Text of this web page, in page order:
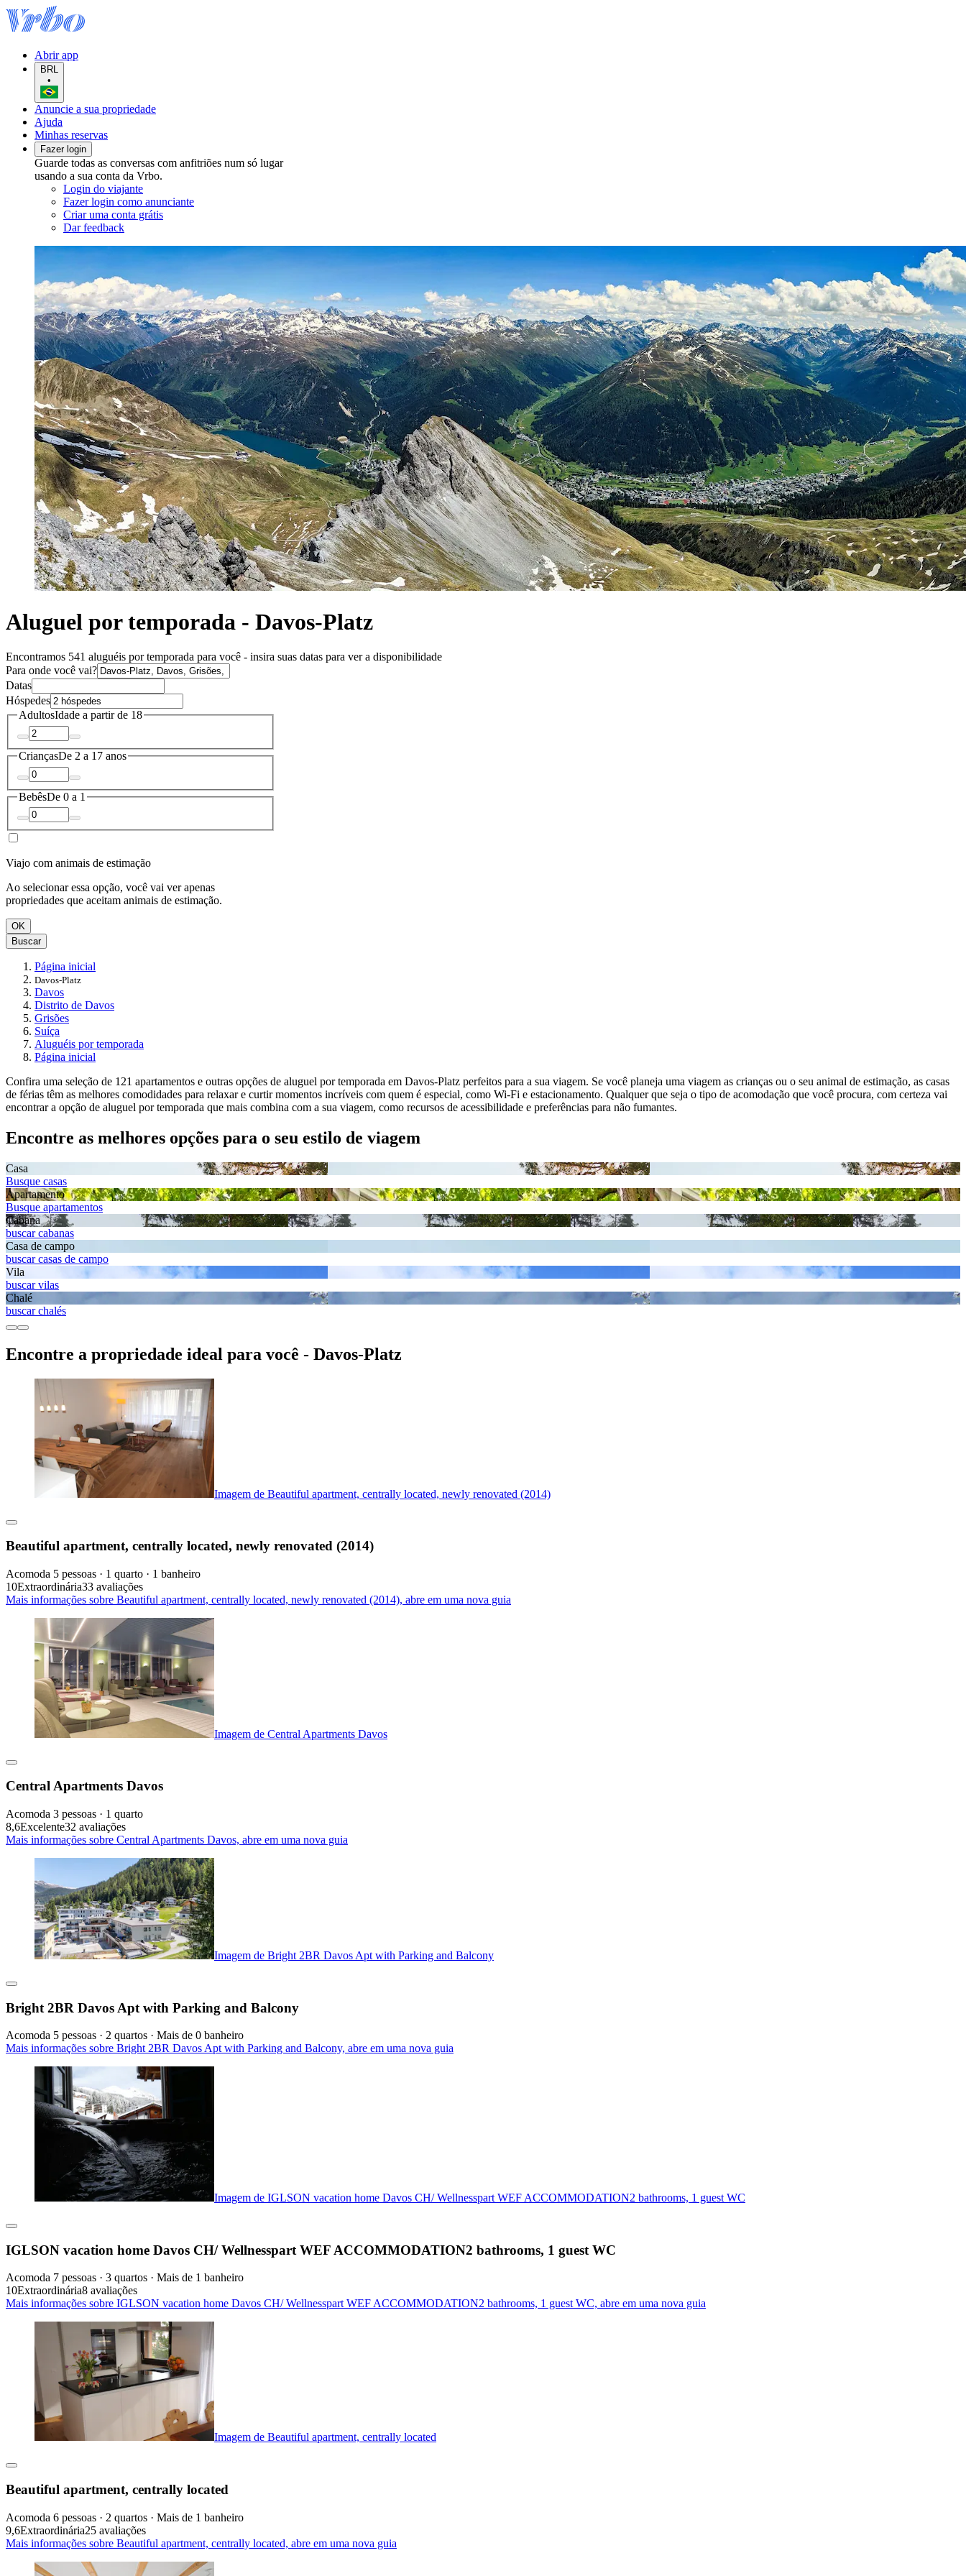
Abrir app
BRL
•
Anuncie a sua propriedade
Ajuda
Minhas reservas
Fazer login
Guarde todas as conversas com anfitriões num só lugar
usando a sua conta da Vrbo.
Login do viajante
Fazer login como anunciante
Criar uma conta grátis
Dar feedback
Aluguel por temporada - Davos-Platz
Encontramos 541 aluguéis por temporada para você - insira suas datas para ver a disponibilidade
Para onde você vai?
Datas
Hóspedes
AdultosIdade a partir de 18
CriançasDe 2 a 17 anos
BebêsDe 0 a 1
Viajo com animais de estimação
Ao selecionar essa opção, você vai ver apenas
propriedades que aceitam animais de estimação.
OK
Buscar
Página inicial
Davos-Platz
Davos
Distrito de Davos
Grisões
Suíça
Aluguéis por temporada
Página inicial
Confira uma seleção de 121 apartamentos e outras opções de aluguel por temporada em Davos-Platz perfeitos para a sua viagem. Se você planeja uma viagem as crianças ou o seu animal de estimação, as casas
de férias têm as melhores comodidades para relaxar e curtir momentos incríveis com quem é especial, como Wi-Fi e estacionamento. Qualquer que seja o tipo de acomodação que você procura, com certeza vai
encontrar a opção de aluguel por temporada que mais combina com a sua viagem, como recursos de acessibilidade e preferências para não fumantes.
Encontre as melhores opções para o seu estilo de viagem
Casa
Busque casas
Apartamento
Busque apartamentos
Cabana
buscar cabanas
Casa de campo
buscar casas de campo
Vila
buscar vilas
Chalé
buscar chalés
Encontre a propriedade ideal para você - Davos-Platz
Imagem de Beautiful apartment, centrally located, newly renovated (2014)
Beautiful apartment, centrally located, newly renovated (2014)
Acomoda 5 pessoas · 1 quarto · 1 banheiro
10Extraordinária33 avaliações
Mais informações sobre Beautiful apartment, centrally located, newly renovated (2014), abre em uma nova guia
Imagem de Central Apartments Davos
Central Apartments Davos
Acomoda 3 pessoas · 1 quarto
8,6Excelente32 avaliações
Mais informações sobre Central Apartments Davos, abre em uma nova guia
Imagem de Bright 2BR Davos Apt with Parking and Balcony
Bright 2BR Davos Apt with Parking and Balcony
Acomoda 5 pessoas · 2 quartos · Mais de 0 banheiro
Mais informações sobre Bright 2BR Davos Apt with Parking and Balcony, abre em uma nova guia
Imagem de IGLSON vacation home Davos CH/ Wellnesspart WEF ACCOMMODATION2 bathrooms, 1 guest WC
IGLSON vacation home Davos CH/ Wellnesspart WEF ACCOMMODATION2 bathrooms, 1 guest WC
Acomoda 7 pessoas · 3 quartos · Mais de 1 banheiro
10Extraordinária8 avaliações
Mais informações sobre IGLSON vacation home Davos CH/ Wellnesspart WEF ACCOMMODATION2 bathrooms, 1 guest WC, abre em uma nova guia
Imagem de Beautiful apartment, centrally located
Beautiful apartment, centrally located
Acomoda 6 pessoas · 2 quartos · Mais de 1 banheiro
9,6Extraordinária25 avaliações
Mais informações sobre Beautiful apartment, centrally located, abre em uma nova guia